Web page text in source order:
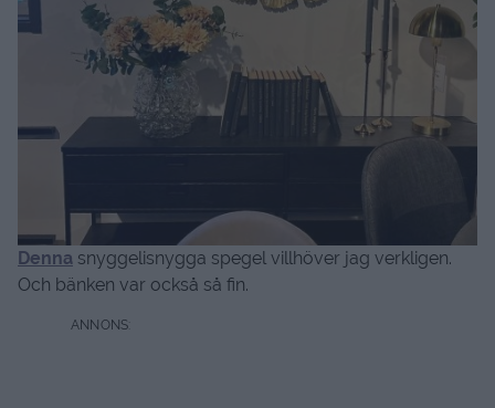
Denna snyggelisnygga spegel villhöver jag verkligen.
Och bänken var också så fin.